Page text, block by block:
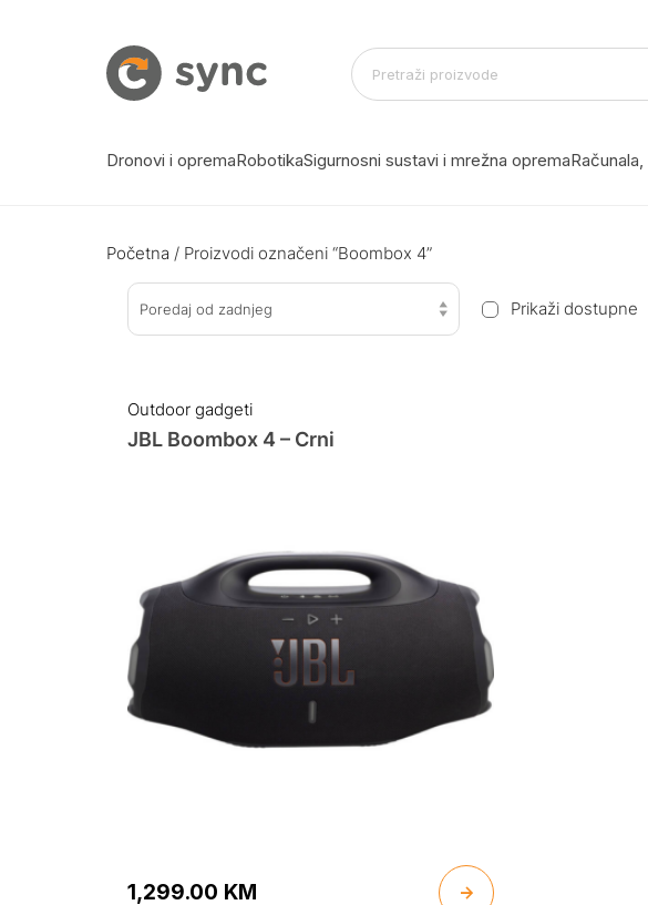
Dronovi i opremaRobotikaSigurnosni sustavi i mrežna oprema
Početna / Proizvodi označeni “Boombox 4”
Poredaj od zadnjeg Prikaži dostupne
Outdoor gadgeti
JBL Boombox 4 – Crni
1,299.00 KM